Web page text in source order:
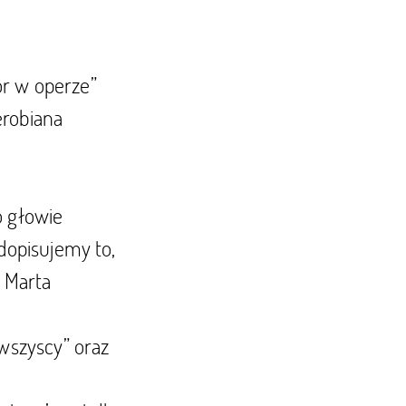
w operze”
to,
oraz